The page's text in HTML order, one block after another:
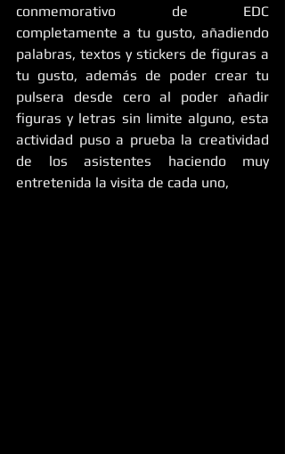
conmemorativo de EDC
completamente a tu gusto, añadiendo
palabras, textos y stickers de figuras a
tu gusto, además de poder crear tu
pulsera desde cero al poder añadir
figuras y letras sin limite alguno, esta
actividad puso a prueba la creatividad
de los asistentes haciendo muy
entretenida la visita de cada uno,